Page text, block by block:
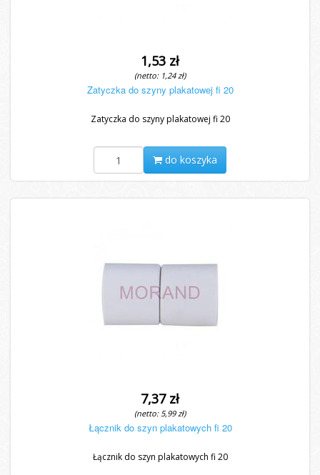
1,53 zł
(netto: 1,24 zł)
Zatyczka do szyny plakatowej fi 20
Zatyczka do szyny plakatowej fi 20
do koszyka
7,37 zł
(netto: 5,99 zł)
Łącznik do szyn plakatowych fi 20
Łącznik do szyn plakatowych fi 20